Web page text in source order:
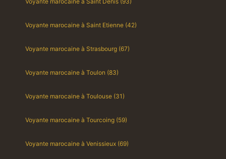
Voyante marocaine à Saint Etienne (42)
Voyante marocaine à Strasbourg (67)
Voyante marocaine à Toulon (83)
Voyante marocaine à Toulouse (31)
Voyante marocaine à Tourcoing (59)
Voyante marocaine à Venissieux (69)